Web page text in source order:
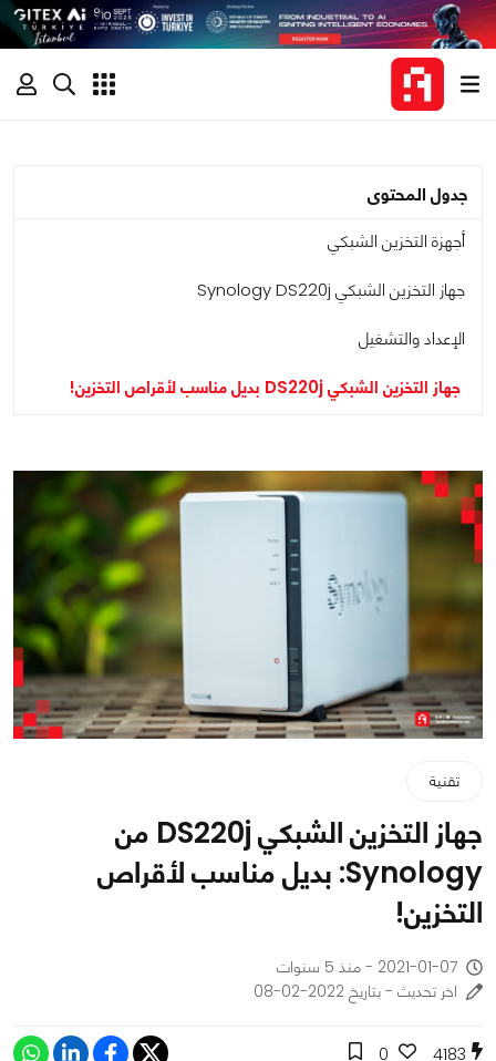
جدول المحتوى
أجهزة التخزين الشبكي
جهاز التخزين الشبكي Synology DS220j
الإعداد والتشغيل
جهاز التخزين الشبكي DS220j بديل مناسب لأقراص التخزين!
تقنية
جهاز التخزين الشبكي DS220j من
Synology: بديل مناسب لأقراص
التخزين!
2021-01-07 - منذ 5 سنوات
اخر تحديث - بتاريخ 2022-02-08
4183
0